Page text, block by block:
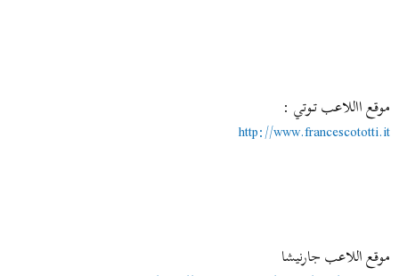
موقع االلاعب تــوتي :
http://www.francescototti.it
موقع اللاعب جارنيشا